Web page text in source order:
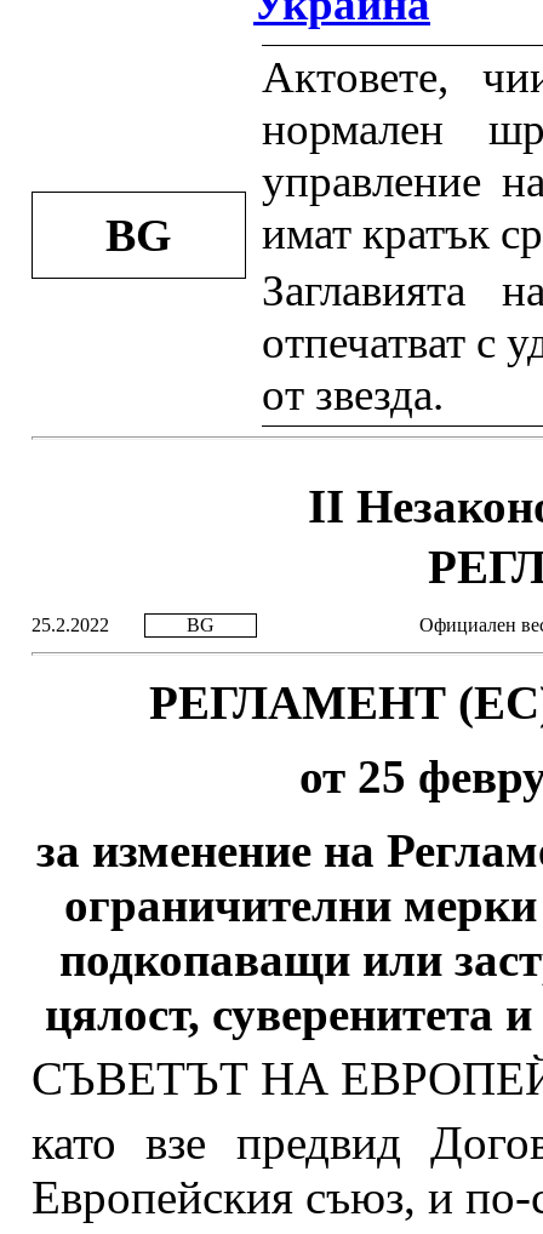
BG
Актовете,
нормален
управление
имат кратък
Заглавията
отпечатват с
от звезда.
II
25.2.2022 BG Официален
РЕГЛАМЕНТ
от 25
за изменение на
ограничителни
подкопаващи или
цялост, суверенитета
СЪВЕТЪТ НА
като взе предвид
Европейския съюз, и по-